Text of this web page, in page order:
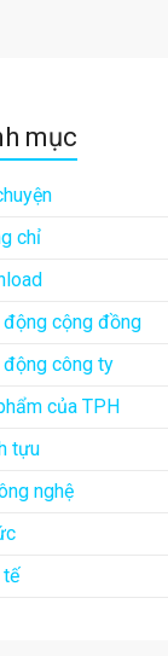
mục
chỉ
động cộng đồng
động công ty
của TPH
tựu
nghệ
tế